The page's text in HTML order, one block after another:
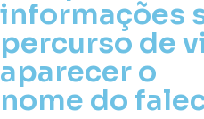
informações
percurso de
aparecer o
nome do